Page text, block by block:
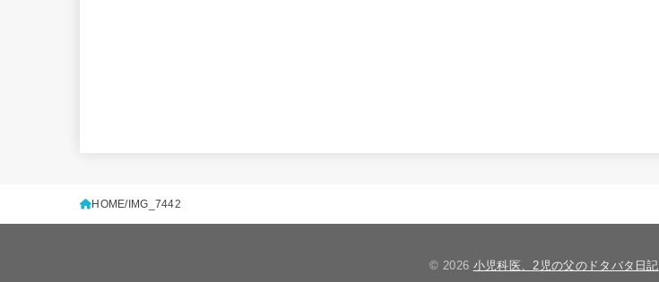
HOME IMG_7442
© 2026 小児科医、2児の父のドタバタ日記